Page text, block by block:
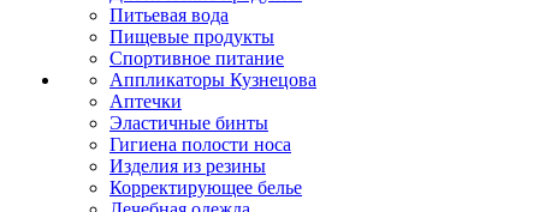
Питьевая вода
Пищевые продукты
Спортивное питание
Аппликаторы Кузнецова
Аптечки
Эластичные бинты
Гигиена полости носа
Изделия из резины
Корректирующее белье